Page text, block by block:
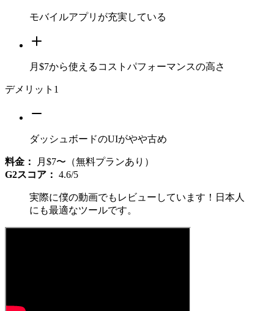
モバイルアプリが充実している
月$7から使えるコストパフォーマンスの高さ
デメリット 1
ダッシュボードのUIがやや古め
料金：
月$7〜（無料プランあり）
G2スコア： 4.6/5
実際に僕の動画でもレビューしています！日本人
にも最適なツールです。